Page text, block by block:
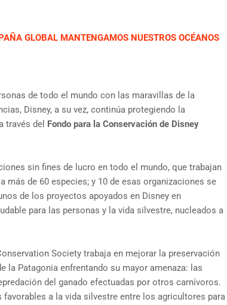
GLOBAL MANTENGAMOS NUESTROS OCÉANOS
de todo el mundo con las maravillas de la
Disney, a su vez, continúa protegiendo la
través del Fondo para la Conservación de Disney
sin fines de lucro en todo el mundo, que trabajan
más de 60 especies; y 10 de esas organizaciones se
de los proyectos apoyados en Disney en
para las personas y la vida silvestre, nucleados a
Society trabaja en mejorar la preservación
la Patagonia enfrentando su mayor amenaza: las
del ganado efectuadas por otros carnívoros.
a la vida silvestre entre los agricultores para